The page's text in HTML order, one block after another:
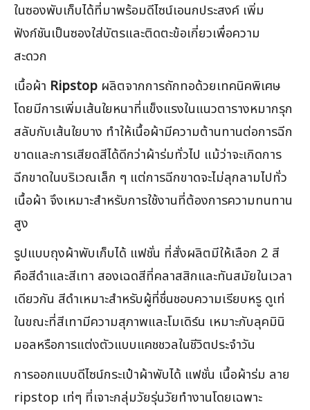
ในซองพับเก็บได้ที่มาพร้อมดีไซน์เอนกประสงค์ เพิ่ม
ฟังก์ชันเป็นซองใส่บัตรและติดตะข้อเกี่ยวเพื่อความ
สะดวก
เนื้อผ้า Ripstop ผลิตจากการถักทอด้วยเทคนิคพิเศษ
โดยมีการเพิ่มเส้นใยหนาที่แข็งแรงในแนวตารางหมากรุก
สลับกับเส้นใยบาง ทำให้เนื้อผ้ามีความต้านทานต่อการฉีก
ขาดและการเสียดสีได้ดีกว่าผ้าร่มทั่วไป แม้ว่าจะเกิดการ
ฉีกขาดในบริเวณเล็ก ๆ แต่การฉีกขาดจะไม่ลุกลามไปทั่ว
เนื้อผ้า จึงเหมาะสำหรับการใช้งานที่ต้องการความทนทาน
สูง
รูปแบบถุงผ้าพับเก็บได้ แฟชั่น ที่สั่งผลิตมีให้เลือก 2 สี
คือสีดำและสีเทา สองเฉดสีที่คลาสสิกและทันสมัยในเวลา
เดียวกัน สีดำเหมาะสำหรับผู้ที่ชื่นชอบความเรียบหรู ดูเท่
ในขณะที่สีเทามีความสุภาพและโมเดิร์น เหมาะกับลุคมินิ
มอลหรือการแต่งตัวแบบแคชชวลในชีวิตประจำวัน
การออกแบบดีไซน์กระเป๋าผ้าพับได้ แฟชั่น เนื้อผ้าร่ม ลาย
ripstop เท่ๆ ที่เจาะกลุ่มวัยรุ่นวัยทำงานโดยเฉพาะ